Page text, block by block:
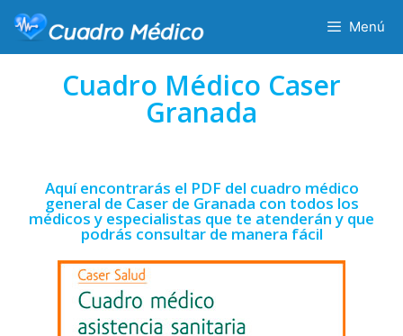
Menú
Cuadro Médico Caser
Granada
Aquí encontrarás el PDF del cuadro médico
general de Caser de Granada con todos los
médicos y especialistas que te atenderán y que
podrás consultar de manera fácil